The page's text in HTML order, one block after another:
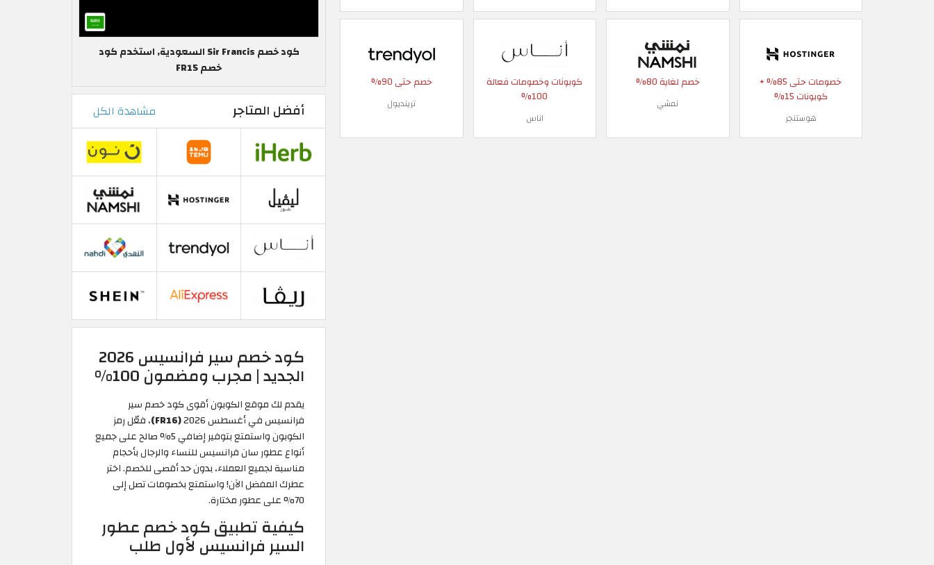
خصومات حتى 85% +
كوبونات 15%
هوستنجر
خصم لغاية 80%
نمشي
كوبونات وخصومات فعالة
100%
اناس
خصم حتى 90%
ترينديول
كود خصم Sir Francis السعودية, استخدم كود
خصم FR15
أفضل المتاجر مشاهدة الكل
كود خصم سير فرانسيس 2026
الجديد | مجرب ومضمون 100%
يقدم لك موقع الكوبون أقوى كود خصم سير
فرانسيس في أغسطس 2026
(FR16)
، فعّل رمز
الكوبون واستمتع بتوفير إضافي 5% صالح على جميع
أنواع عطور سان فرانسيس للنساء والرجال بأحجام
مناسبة لجميع العملاء، بدون حد أقصى للخصم. اختر
عطرك المفضل الآن! واستمتع بخصومات تصل إلى
70% على عطور مختارة.
كيفية تطبيق كود خصم عطور
السير فرانسيس لأول طلب